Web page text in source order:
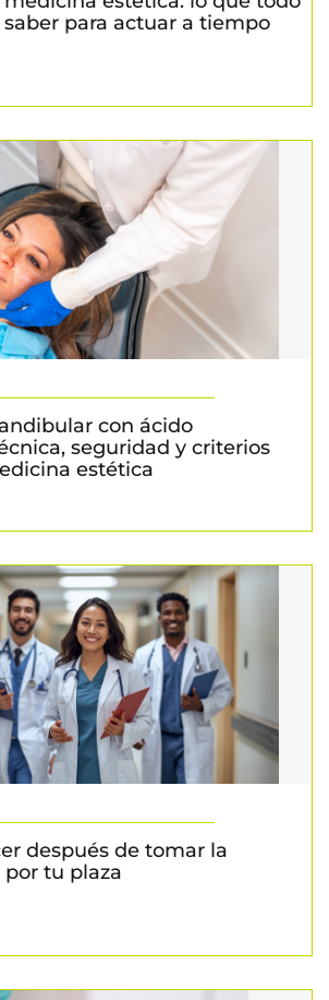
para actuar a tiempo
con ácido
seguridad y criterios
estética
después de tomar la
tu plaza